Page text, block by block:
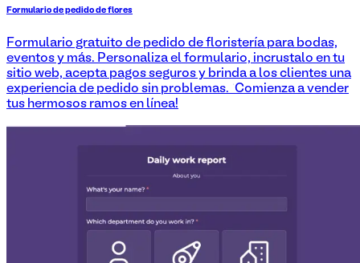
Formulario de pedido de flores
Formulario gratuito de pedido de floristería para bodas,
eventos y más. Personaliza el formulario, incrustalo en tu
sitio web, acepta pagos seguros y brinda a los clientes una
experiencia de pedido sin problemas. ¡Comienza a vender
tus hermosos ramos en línea!